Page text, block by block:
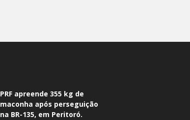
PRF apreende 355 kg de
maconha após perseguição
na BR-135, em Peritoró.